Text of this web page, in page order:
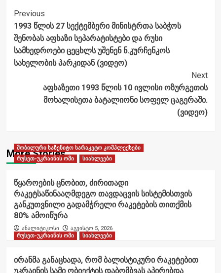
Post
Navigation
Previous
1993 წლის 27 სექტემბერი მინისტრთა საბჭოს
შენობას აფხაზი სეპარატისტები და რუსი
სამხედროები ცეცხლს უშენენ ნ.კურჩენკოს
სახელობის პარკიდან (ვიდეო)
Next
აფხაზეთი 1993 წლის 10 ივლისი ოზურგეთის
მოხალისეთა ბატალიონი სოფელ ცაგერაში.
(ვიდეო)
More Stories
მობილური საზენიტო სარაკეტო კომპლექსები
რუსეთ-უკრაინის ომი
სიახლეები
წყაროების ცნობით, ძირითადი
რაკეტსაწინააღმდეგო თავდაცვის სისტემისთვის
განკუთვნილი გადამჭრელი რაკეტების თითქმის
80% ამოიწურა
ანალიტიკოსი
აგვისტო 5, 2026
რუსეთ-უკრაინის ომი
სიახლეები
ირანმა განაცხადა, რომ ბალისტიკური რაკეტებით
უკრაინის სამი ობიექტის დაბომბვას აპირებდა